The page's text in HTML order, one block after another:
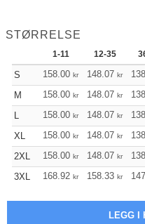
STØRRELSE
1-11 12-35
S 158.00 kr 148.07 kr
M
158.00 kr 148.07 kr
L
158.00 kr 148.07 kr
XL
158.00 kr 148.07 kr
2XL
158.00 kr 148.07 kr
3XL
168.92 kr 158.33 kr